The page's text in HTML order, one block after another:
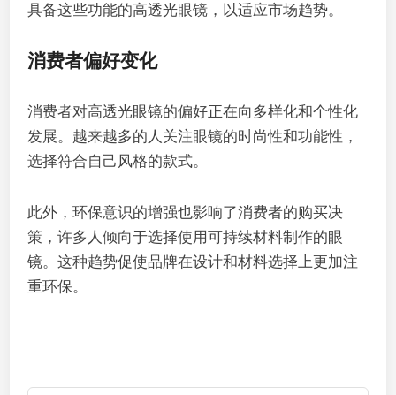
具备这些功能的高透光眼镜，以适应市场趋势。
消费者偏好变化
消费者对高透光眼镜的偏好正在向多样化和个性化
发展。越来越多的人关注眼镜的时尚性和功能性，
选择符合自己风格的款式。
此外，环保意识的增强也影响了消费者的购买决
策，许多人倾向于选择使用可持续材料制作的眼
镜。这种趋势促使品牌在设计和材料选择上更加注
重环保。